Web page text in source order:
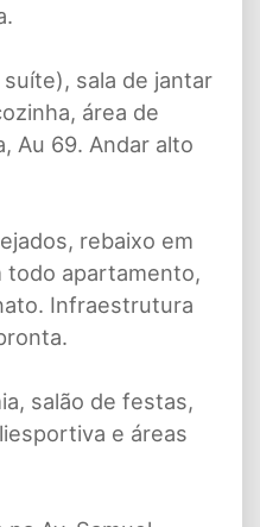
sala de jantar
área de
Au 69. Andar alto
rebaixo em
todo apartamento,
Infraestrutura
salão de festas,
e áreas